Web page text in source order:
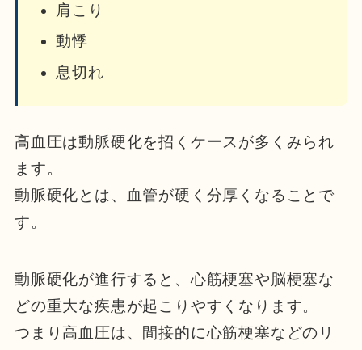
肩こり
動悸
息切れ
高血圧は動脈硬化を招くケースが多くみられ
ます。
動脈硬化とは、血管が硬く分厚くなることで
す。
動脈硬化が進行すると、心筋梗塞や脳梗塞な
どの重大な疾患が起こりやすくなります。
つまり高血圧は、間接的に心筋梗塞などのリ